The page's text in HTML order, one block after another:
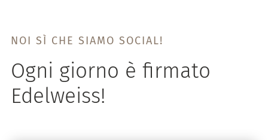
NOI SÌ CHE SIAMO SOCIAL!
Ogni giorno è firmato
Edelweiss!